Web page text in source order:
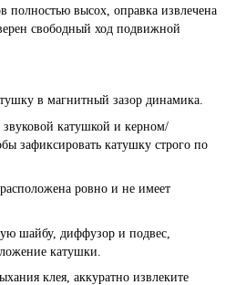
полностью высох, оправка извлечена
свободный ход подвижной
в магнитный зазор динамика.
звуковой катушкой и керном/
зафиксировать катушку строго по
ровно и не имеет
шайбу, диффузор и подвес,
катушки.
клея, аккуратно извлеките